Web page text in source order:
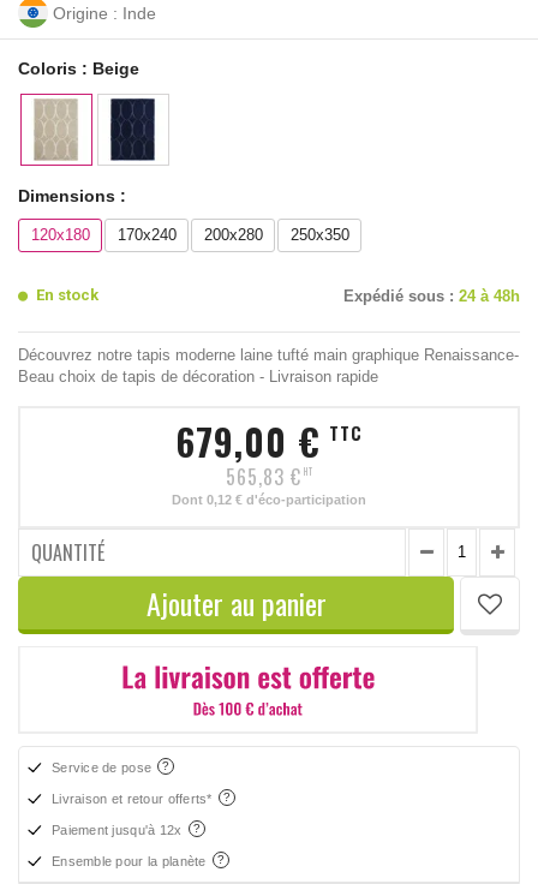
Origine : Inde
Coloris : Beige
Dimensions :
120x180 170x240 200x280 250x350
En stock Expédié sous : 24 à 48h
Découvrez notre tapis moderne laine tufté main graphique Renaissance-
Beau choix de tapis de décoration - Livraison rapide
679,00 € TTC
565,83 € HT
Dont 0,12 € d'éco-participation
QUANTITÉ
Ajouter au panier
Service de pose
Livraison et retour offerts*
Paiement jusqu'à 12x
Ensemble pour la planète